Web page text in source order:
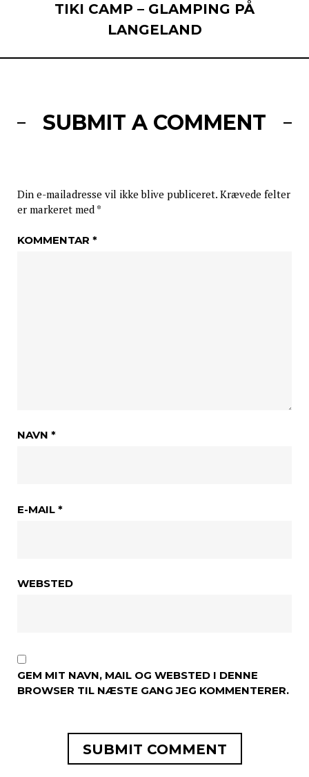
NAVIGATION
TIKI CAMP – GLAMPING PÅ
LANGELAND
SUBMIT A COMMENT
Din e-mailadresse vil ikke blive publiceret. Krævede felter
er markeret med *
KOMMENTAR *
NAVN *
E-MAIL *
WEBSTED
GEM MIT NAVN, MAIL OG WEBSTED I DENNE
BROWSER TIL NÆSTE GANG JEG KOMMENTERER.